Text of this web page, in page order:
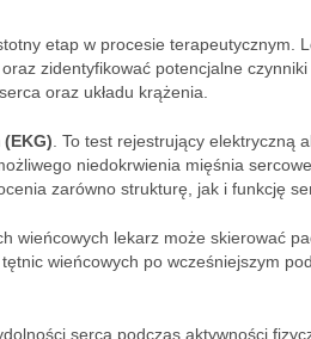
etap w procesie terapeutycznym.
zidentyfikować potencjalne
oraz układu krążenia.
. To test rejestrujący elektryczną
niedokrwienia mięśnia
zarówno strukturę, jak i funkcję
wieńcowych lekarz może skierować
wieńcowych po wcześniejszym
serca podczas aktywności